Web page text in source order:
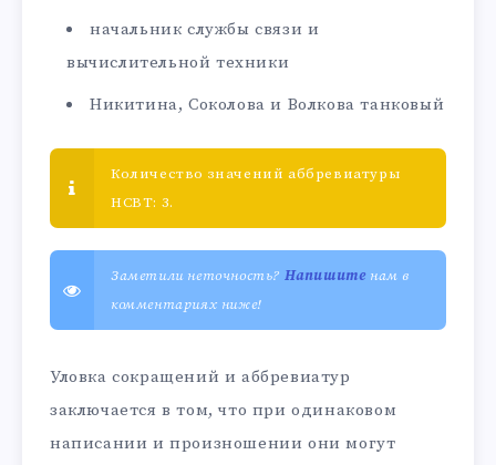
начальник службы связи и
вычислительной техники
Никитина, Соколова и Волкова танковый
Количество значений аббревиатуры
НСВТ: 3.
Заметили неточность? Напишитенам в
комментариях ниже!
Уловка сокращений и аббревиатур
заключается в том, что при одинаковом
написании и произношении они могут